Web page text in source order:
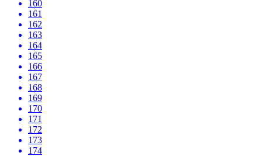
160
161
162
163
164
165
166
167
168
169
170
171
172
173
174